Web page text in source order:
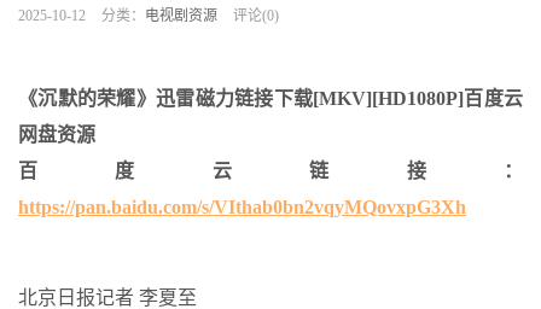
2025-10-12 分类： 电视剧资源 评论(0)
《沉默的荣耀》迅雷磁力链接下载[MKV][HD1080P]百度云
网盘资源
百度云链接：
https://pan.baidu.com/s/VIthab0bn2vqyMQovxpG3Xh
北京日报记者 李夏至